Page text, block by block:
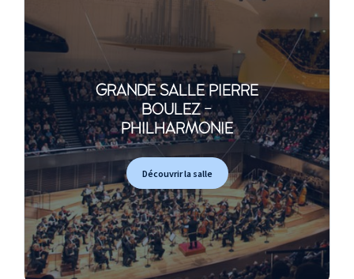
GRANDE SALLE PIERRE
BOULEZ -
PHILHARMONIE
Découvrir la salle